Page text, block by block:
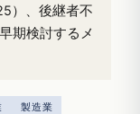
）、後継者不
期検討するメ
製造業